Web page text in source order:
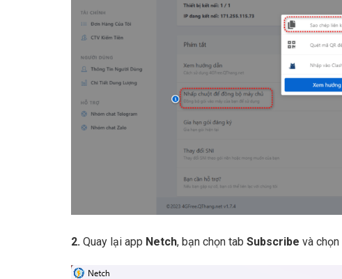
2. Quay lại app Netch, bạn chọn tab Subscribe và chọn